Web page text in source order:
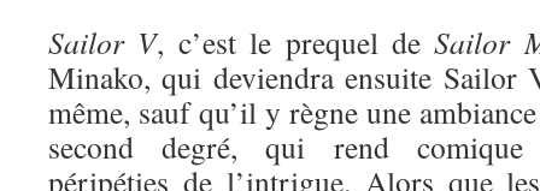
Sailor V, c’est le prequel deSailor
Minako, qui deviendra ensuite Sailor
même, sauf qu’il y règne une
second degré, qui rend comique
péripéties de l’intrigue. Alors que